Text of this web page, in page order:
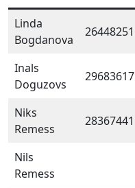
Linda
Bogdanova
26448251
Inals
Doguzovs
29683617
Niks
Remess
28367441
Nils
Remess